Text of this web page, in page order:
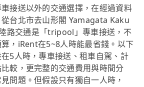
接送以外的交通選擇，在經過資料
台北市去山形閣 Yamagata Kaku
路交通是「tripool」專車接送，不
，iRent在5~8人時能最省錢。以下
5人時，專車接送、租車自駕、計
較，更完整的交通費用與時間分
問題。但假設只有獨自一人時，